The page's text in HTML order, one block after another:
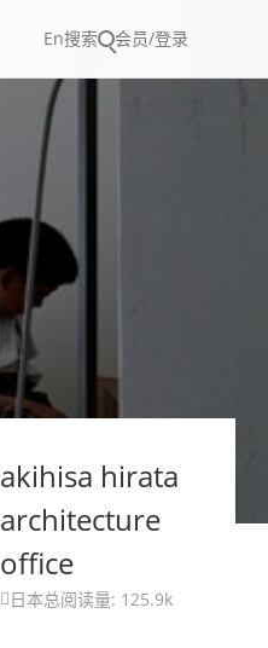
En搜索 会员/登录
akihisa hirata
architecture
office
 日本总阅读量: 125.9k